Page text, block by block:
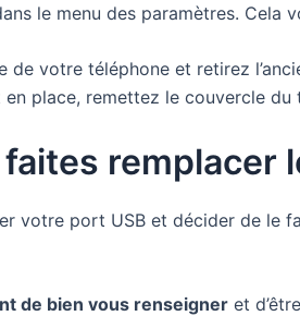
le menu des paramètres. Cela
de votre téléphone et retirez
place, remettez le couvercle du
remplacer
votre port USB et décider de le
de bien vous renseigner et